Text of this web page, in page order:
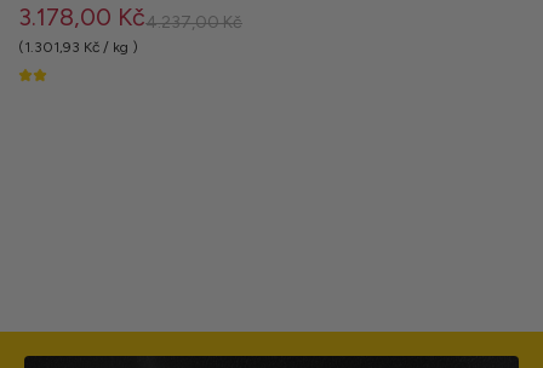
B
4.237,00 Kč
3.178,00 Kč
(1.301,93 Kč / kg )